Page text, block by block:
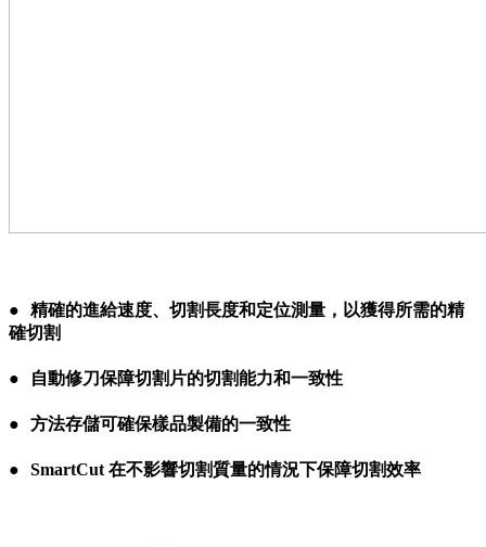
●
精確的進給速度、切割長度和定位測量，以獲得所需的精
確切割
● 自動修刀保障切割片的切割能力和一致性
● 方法存儲可確保樣品製備的一致性
● SmartCut 在不影響切割質量的情況下保障切割效率